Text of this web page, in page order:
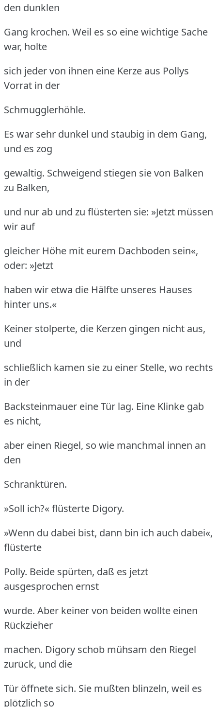
den dunklen
Gang krochen. Weil es so eine wichtige Sache
war, holte
sich jeder von ihnen eine Kerze aus Pollys
Vorrat in der
Schmugglerhöhle.
Es war sehr dunkel und staubig in dem Gang,
und es zog
gewaltig. Schweigend stiegen sie von Balken
zu Balken,
und nur ab und zu flüsterten sie: »Jetzt müssen
wir auf
gleicher Höhe mit eurem Dachboden sein«,
oder: »Jetzt
haben wir etwa die Hälfte unseres Hauses
hinter uns.«
Keiner stolperte, die Kerzen gingen nicht aus,
und
schließlich kamen sie zu einer Stelle, wo rechts
in der
Backsteinmauer eine Tür lag. Eine Klinke gab
es nicht,
aber einen Riegel, so wie manchmal innen an
den
Schranktüren.
»Soll ich?« flüsterte Digory.
»Wenn du dabei bist, dann bin ich auch dabei«,
flüsterte
Polly. Beide spürten, daß es jetzt
ausgesprochen ernst
wurde. Aber keiner von beiden wollte einen
Rückzieher
machen. Digory schob mühsam den Riegel
zurück, und die
Tür öffnete sich. Sie mußten blinzeln, weil es
plötzlich so